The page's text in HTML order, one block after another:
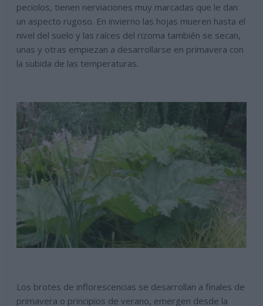
peciolos, tienen nerviaciones muy marcadas que le dan
un aspecto rugoso. En invierno las hojas mueren hasta el
nivel del suelo y las raíces del rizoma también se secan,
unas y otras empiezan a desarrollarse en primavera con
la subida de las temperaturas.
Los brotes de inflorescencias se desarrollan a finales de
primavera o principios de verano, emergen desde la